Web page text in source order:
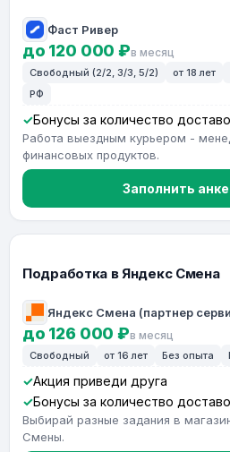
Фаст Ривер
до 120 000 ₽в месяц
Свободный (2/2, 3/3, 5/2) от 18 лет
РФ
Бонусы за количество
Работа выездным курьером -
финансовых продуктов.
Заполнить
Подработка в Яндекс Смена
Яндекс Смена (партнер
до 126 000 ₽в месяц
Свободный от 16 лет Без опыта
Акция приведи друга
Бонусы за количество
Выбирай разные задания в
Смены.